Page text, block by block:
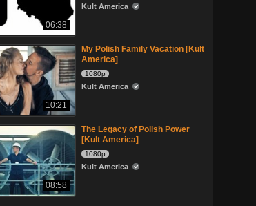
06:38
Kult America
10:21
My Polish Family Vacation [Kult
America]
1080p
Kult America
08:58
The Legacy of Polish Power
[Kult America]
1080p
Kult America